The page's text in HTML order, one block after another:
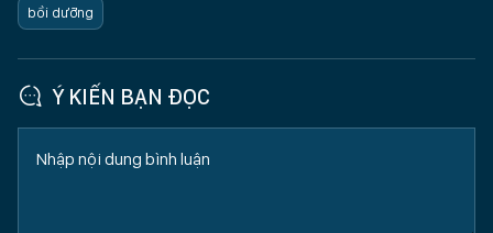
bồi dưỡng
Ý KIẾN BẠN ĐỌC